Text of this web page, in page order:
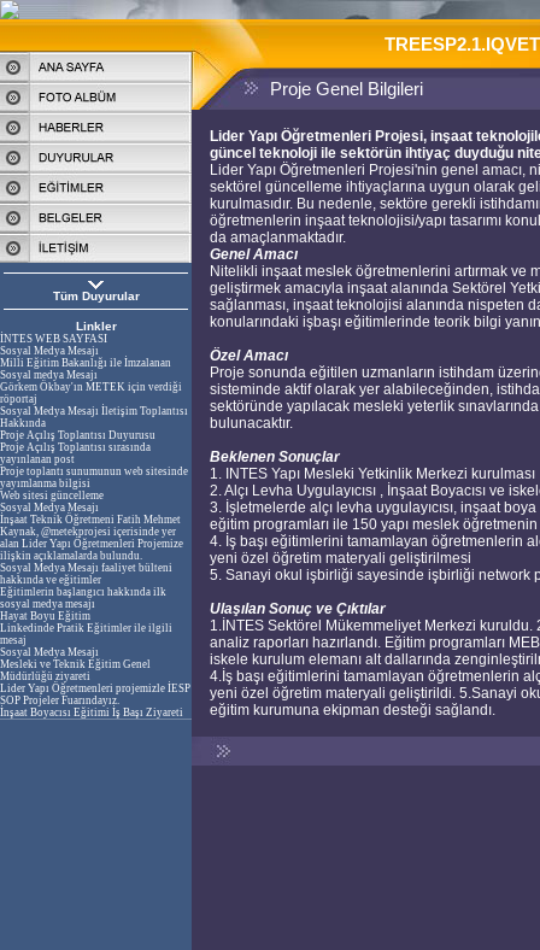
Tüm Duyurular
Linkler
İNTES WEB SAYFASI
Sosyal Medya Mesajı
Milli Eğitim Bakanlığı ile İmzalanan
Sosyal medya Mesajı
Görkem Ökbay'ın METEK için verdiği
röportaj
Sosyal Medya Mesajı İletişim Toplantısı
Hakkında
Proje Açılış Toplantısı Duyurusu
Proje Açılış Toplantısı sırasında
yayınlanan post
Proje toplantı sunumunun web sitesinde
yayımlanma bilgisi
Web sitesi güncelleme
Sosyal Medya Mesajı
İnşaat Teknik Öğretmeni Fatih Mehmet
Kaynak, @metekprojesi içerisinde yer
alan Lider Yapı Öğretmenleri Projemize
ilişkin açıklamalarda bulundu.
Sosyal Medya Mesajı faaliyet bülteni
hakkında ve eğitimler
Eğitimlerin başlangıcı hakkında ilk
sosyal medya mesajı
Hayat Boyu Eğitim
Linkedinde Pratik Eğitimler ile ilgili
mesaj
Sosyal Medya Mesajı
Mesleki ve Teknik Eğitim Genel
Müdürlüğü ziyareti
Lider Yapı Öğretmenleri projemizle İESP
SOP Projeler Fuarındayız.
İnşaat Boyacısı Eğitimi İş Başı Ziyareti
Proje Genel Bilgileri
Lider Yapı Öğretmenleri Projesi, inşaat
güncel teknoloji ile sektörün ihtiyaç duyduğu
Lider Yapı Öğretmenleri Projesi'nin genel
sektörel güncelleme ihtiyaçlarına uygun olarak
kurulmasıdır. Bu nedenle, sektöre gerekli
öğretmenlerin inşaat teknolojisi/yapı tasarımı
da amaçlanmaktadır.
Genel Amacı
Nitelikli inşaat meslek öğretmenlerini artırmak ve
geliştirmek amacıyla inşaat alanında Sektörel
sağlanması, inşaat teknolojisi alanında nispeten
konularındaki işbaşı eğitimlerinde teorik bilgi
Özel Amacı
Proje sonunda eğitilen uzmanların istihdam
sisteminde aktif olarak yer alabileceğinden,
sektöründe yapılacak mesleki yeterlik
bulunacaktır.
Beklenen Sonuçlar
1. INTES Yapı Mesleki Yetkinlik Merkezi kurulması
2. Alçı Levha Uygulayıcısı , İnşaat Boyacısı ve
3. İşletmelerde alçı levha uygulayıcısı, inşaat
eğitim programları ile 150 yapı meslek
4. İş başı eğitimlerini tamamlayan öğretmenlerin
yeni özel öğretim materyali geliştirilmesi
5. Sanayi okul işbirliği sayesinde işbirliği network
Ulaşılan Sonuç ve Çıktılar
1.İNTES Sektörel Mükemmeliyet Merkezi kuruldu.
analiz raporları hazırlandı. Eğitim programları
iskele kurulum elemanı alt dallarında
4.İş başı eğitimlerini tamamlayan öğretmenlerin
yeni özel öğretim materyali geliştirildi. 5.Sanayi
eğitim kurumuna ekipman desteği sağlandı.